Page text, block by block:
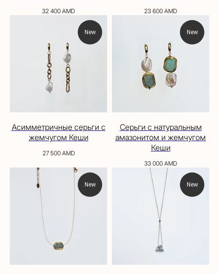
32 400 AMD 23 600 AMD
New
Асимметричные серьги с
жемчугом Кеши
27 500 AMD
New
Серьги с натуральным
амазонитом и жемчугом
Кеши
33 000 AMD
New New